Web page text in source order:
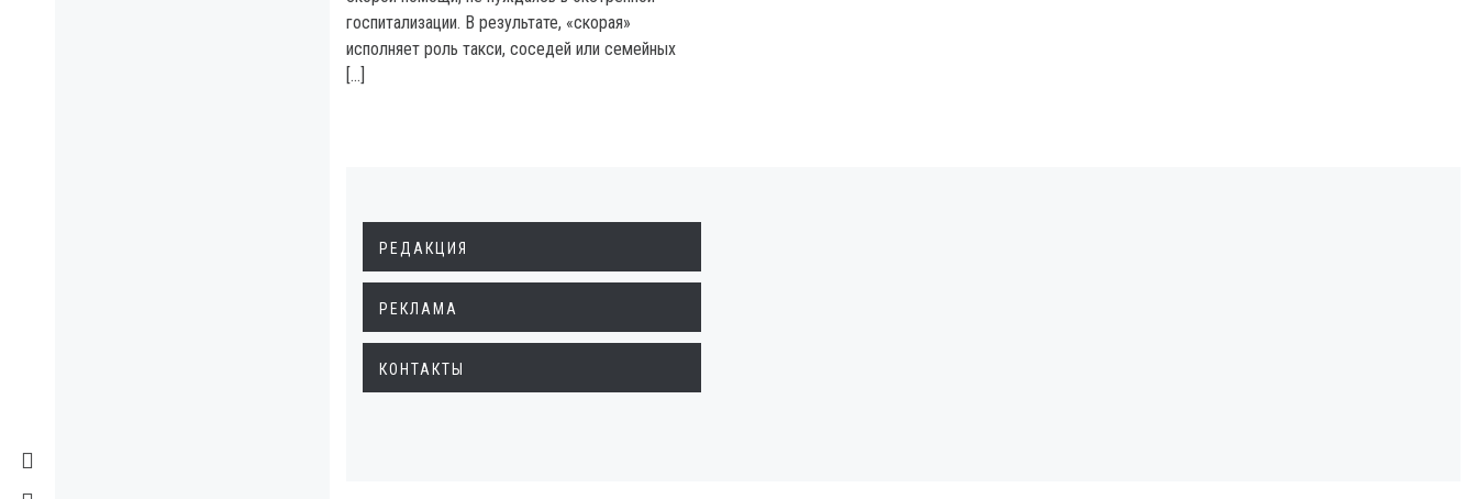
госпитализации. В результате, «скорая»
исполняет роль такси, соседей или семейных
[…]
РЕДАКЦИЯ
РЕКЛАМА
КОНТАКТЫ